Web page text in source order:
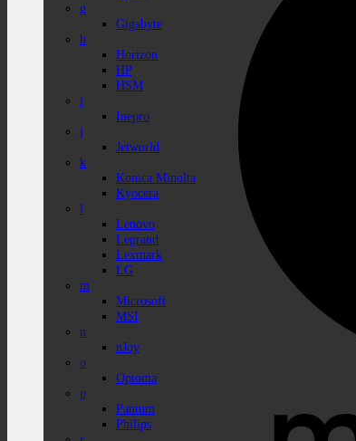
g
Gigabyte
h
Horizon
HP
HSM
i
Inepro
j
Jetworld
k
Konica Minolta
Kyocera
l
Lenovo
Legrand
Lexmark
LG
m
Microsoft
MSI
n
nJoy
o
Optoma
p
Pantum
Philips